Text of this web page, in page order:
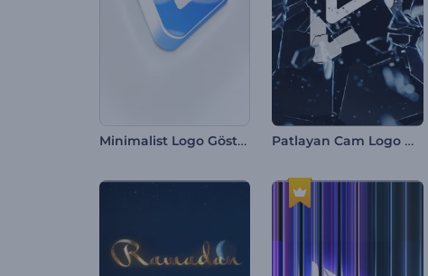
Minimalist Logo Gösterimi Patlayan Cam Logo Gösterimi